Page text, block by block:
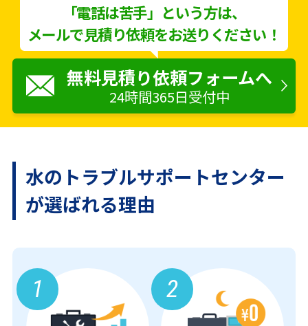
「電話は苦手」という方は、
メールで見積り依頼をお送りください！
無料見積り依頼フォームへ
24時間365日受付中
水のトラブルサポートセンター
が選ばれる理由
1 2